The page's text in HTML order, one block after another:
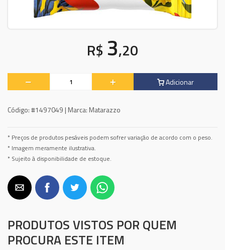
R$ 3,20
Adicionar
Código:#1497049 | Marca: Matarazzo
* Preços de produtos pesáveis podem sofrer variação de acordo com o peso.
* Imagem meramente ilustrativa.
* Sujeito à disponibilidade de estoque.
PRODUTOS VISTOS POR QUEM
PROCURA ESTE ITEM